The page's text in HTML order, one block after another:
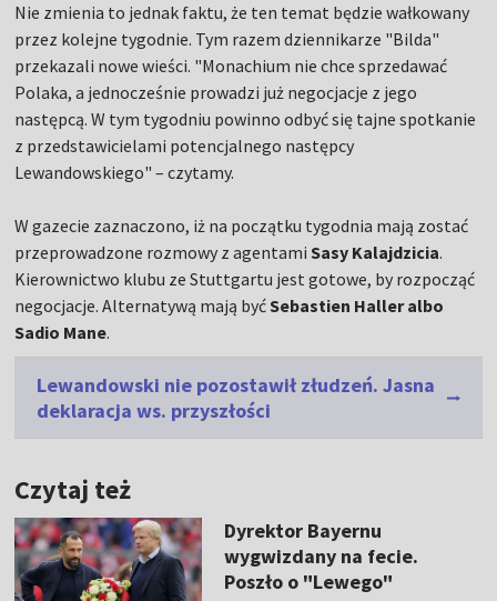
Nie zmienia to jednak faktu, że ten temat będzie wałkowany
przez kolejne tygodnie. Tym razem dziennikarze "Bilda"
przekazali nowe wieści. "Monachium nie chce sprzedawać
Polaka, a jednocześnie prowadzi już negocjacje z jego
następcą. W tym tygodniu powinno odbyć się tajne spotkanie
z przedstawicielami potencjalnego następcy
Lewandowskiego" – czytamy.
W gazecie zaznaczono, iż na początku tygodnia mają zostać
przeprowadzone rozmowy z agentamiSasy Kalajdzicia.
Kierownictwo klubu ze Stuttgartu jest gotowe, by rozpocząć
negocjacje. Alternatywą mają byćSebastien Haller albo
Sadio Mane.
Lewandowski nie pozostawił złudzeń. Jasna
deklaracja ws. przyszłości
Czytaj też
Dyrektor Bayernu
wygwizdany na fecie.
Poszło o "Lewego"